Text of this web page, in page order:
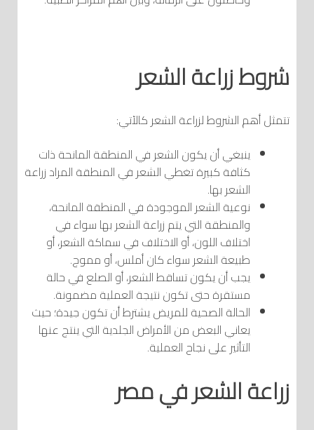
شروط زراعة الشعر
تتمثل أهم الشروط لزراعة الشعر كالآتي:
ينبغي أن يكون الشعر في المنطقة المانحة ذات
كثافة كبيرة تغطي الشعر في المنطقة المراد زراعة
الشعر بها.
نوعية الشعر الموجودة في المنطقة المانحة،
والمنطقة التي يتم زراعة الشعر بها سواء في
اختلاف اللون، أو الاختلاف في سماكة الشعر، أو
طبيعة الشعر سواء كان أملس، أو مموج.
يجب أن يكون تساقط الشعر، أو الصلع في حالة
مستقرة حتى تكون نتيجة العملية مضمونة.
الحالة الصحية للمريض يشترط أن تكون جيدة؛ حيث
يعاني البعض من الأمراض الجلدية التي ينتج عنها
التأثير على نجاح العملية.
زراعة الشعر في مصر